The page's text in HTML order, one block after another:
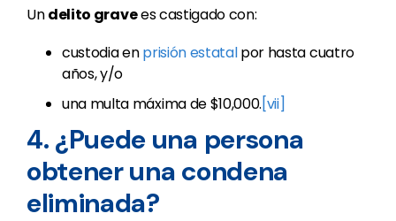
Undelito gravees castigado con:
custodia enprisión estatalpor hasta cuatro
años, y/o
una multa máxima de $10,000.[vii]
4. ¿Puede una persona
obtener una condena
eliminada?